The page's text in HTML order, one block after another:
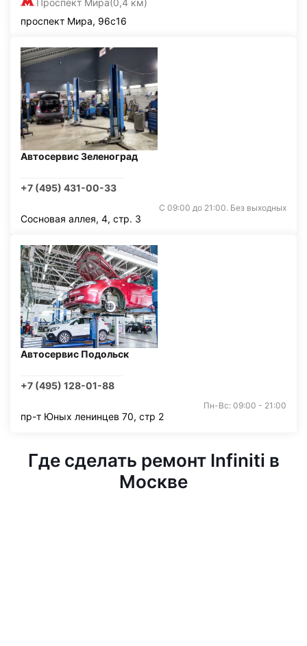
Проспект Мира(0,4 км)
проспект Мира, 96с16
Автосервис Зеленоград
+7 (495) 431-00-33
С 09:00 до 21:00. Без выходных
Сосновая аллея, 4, стр. 3
Автосервис Подольск
+7 (495) 128-01-88
Пн-Вс: 09:00 - 21:00
пр-т Юных ленинцев 70, стр 2
Где сделать ремонт Infiniti в
Москве